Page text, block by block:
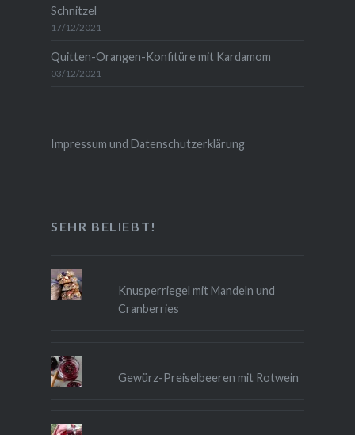
Schnitzel
17/12/2021
Quitten-Orangen-Konfitüre mit Kardamom
03/12/2021
Impressum und Datenschutzerklärung
SEHR BELIEBT!
Knusperriegel mit Mandeln und
Cranberries
Gewürz-Preiselbeeren mit Rotwein